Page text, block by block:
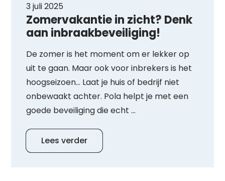
3 juli 2025
Zomervakantie in zicht? Denk
aan inbraakbeveiliging!
De zomer is het moment om er lekker op
uit te gaan. Maar ook voor inbrekers is het
hoogseizoen… Laat je huis of bedrijf niet
onbewaakt achter. Pola helpt je met een
goede beveiliging die echt ...
Lees verder